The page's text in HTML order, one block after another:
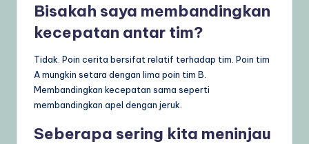
Bisakah saya membandingkan
kecepatan antar tim?
Tidak. Poin cerita bersifat relatif terhadap tim. Poin tim
A mungkin setara dengan lima poin tim B.
Membandingkan kecepatan sama seperti
membandingkan apel dengan jeruk.
Seberapa sering kita meninjau